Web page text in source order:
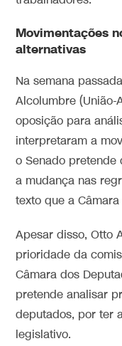
Movimentações
alternativas
Na semana
Alcolumbre (União-
oposição para
interpretaram a
o Senado
a mudança nas
texto que a
Apesar disso, Otto
prioridade da
Câmara dos
pretende analisar
deputados, por ter
legislativo.